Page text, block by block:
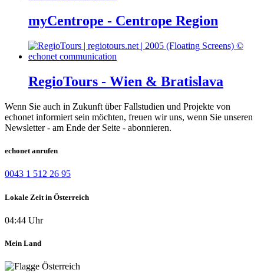
myCentrope - Centrope Region
RegioTours - Wien & Bratislava
Wenn Sie auch in Zukunft über Fallstudien und Projekte von
echonet informiert sein möchten, freuen wir uns, wenn Sie unseren
Newsletter - am Ende der Seite - abonnieren.
echonet anrufen
0043 1 512 26 95
Lokale Zeit in Österreich
04:44 Uhr
Mein Land